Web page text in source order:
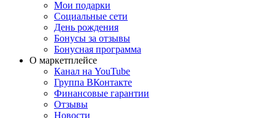
Мои подарки
Социальные сети
День рождения
Бонусы за отзывы
Бонусная программа
О маркетплейсе
Канал на YouTube
Группа ВКонтакте
Финансовые гарантии
Отзывы
Новости